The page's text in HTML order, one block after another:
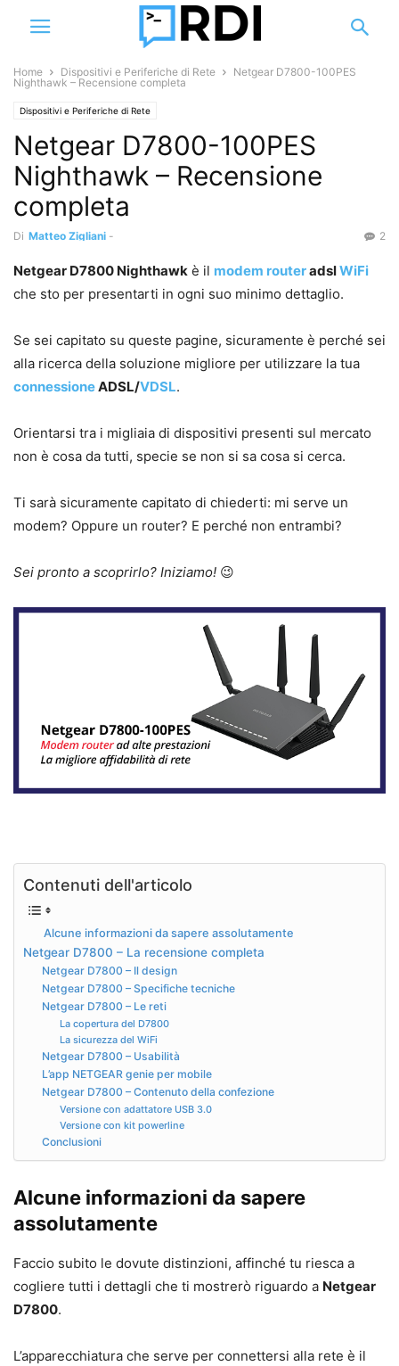
Home Dispositivi e Periferiche di Rete
Netgear D7800-100PES
Nighthawk – Recensione completa
Dispositivi e Periferiche di Rete
Netgear D7800-100PES
Nighthawk – Recensione
completa
Di Matteo Zigliani - 2
Netgear D7800 Nighthawk è il modem routeradslWiFi
che sto per presentarti in ogni suo minimo dettaglio.
Se sei capitato su queste pagine, sicuramente è perché sei
alla ricerca della soluzione migliore per utilizzare la tua
connessioneADSL/VDSL.
Orientarsi tra i migliaia di dispositivi presenti sul mercato
non è cosa da tutti, specie se non si sa cosa si cerca.
Ti sarà sicuramente capitato di chiederti: mi serve un
modem? Oppure un router? E perché non entrambi?
Sei pronto a scoprirlo? Iniziamo! 😉
Contenuti dell'articolo
Alcune informazioni da sapere assolutamente
Netgear D7800 – La recensione completa
Netgear D7800 – Il design
Netgear D7800 – Specifiche tecniche
Netgear D7800 – Le reti
La copertura del D7800
La sicurezza del WiFi
Netgear D7800 – Usabilità
L’app NETGEAR genie per mobile
Netgear D7800 – Contenuto della confezione
Versione con adattatore USB 3.0
Versione con kit powerline
Conclusioni
Alcune informazioni da sapere
assolutamente
Faccio subito le dovute distinzioni, affinché tu riesca a
cogliere tutti i dettagli che ti mostrerò riguardo a Netgear
D7800.
L’apparecchiatura che serve per connettersi alla rete è il